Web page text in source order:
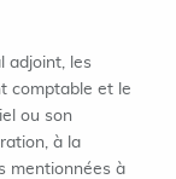
adjoint, les
comptable et le
ou son
à la
mentionnées à